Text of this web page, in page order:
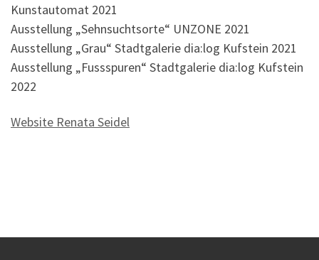
Kunstautomat 2021
Ausstellung „Sehnsuchtsorte“ UNZONE 2021
Ausstellung „Grau“ Stadtgalerie dia:log Kufstein 2021
Ausstellung „Fussspuren“ Stadtgalerie dia:log Kufstein
2022
Website Renata Seidel